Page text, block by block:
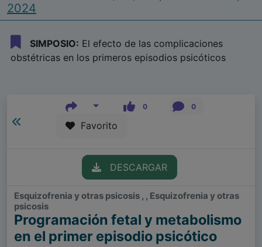
2024
SIMPOSIO: El efecto de las complicaciones
obstétricas en los primeros episodios psicóticos
0 0
Favorito
DESCARGAR
Esquizofrenia y otras psicosis , , Esquizofrenia y otras
psicosis
Programación fetal y metabolismo
en el primer episodio psicótico